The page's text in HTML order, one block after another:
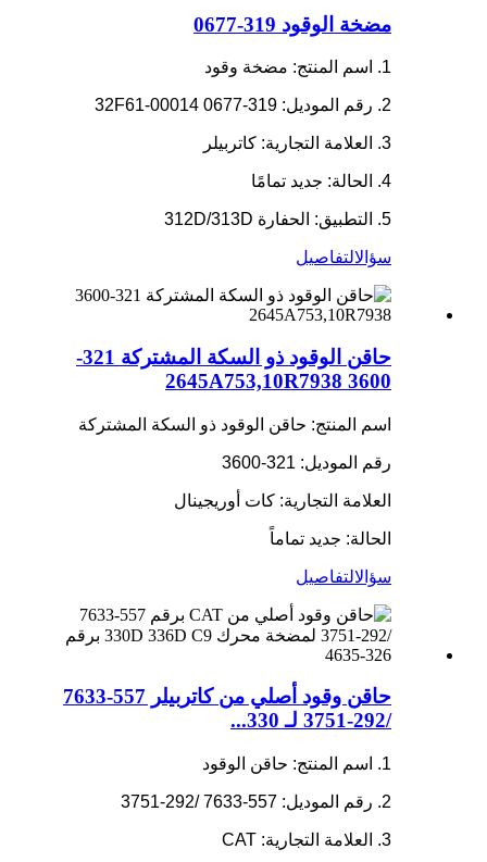
مضخة الوقود 319-0677
1. اسم المنتج: مضخة وقود
2. رقم الموديل: 319-0677 32F61-00014
3. العلامة التجارية: كاتربيلر
4. الحالة: جديد تمامًا
5. التطبيق: الحفارة 312D/313D
سؤالالتفاصيل
حاقن الوقود ذو السكة المشتركة 321-
3600 2645A753,10R7938
اسم المنتج: حاقن الوقود ذو السكة المشتركة
رقم الموديل: 321-3600
العلامة التجارية: كات أوريجينال
الحالة: جديد تماماً
سؤالالتفاصيل
حاقن وقود أصلي من كاتربيلر 557-7633
/292-3751 لـ 330...
1. اسم المنتج: حاقن الوقود
2. رقم الموديل: 557-7633 /292-3751
3. العلامة التجارية: CAT